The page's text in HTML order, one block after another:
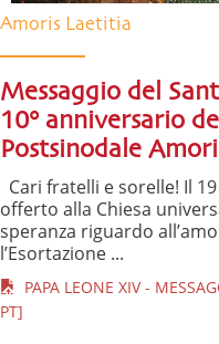
Amoris Laetitia
Messaggio del
10° anniversario
Postsinodale
Cari fratelli e sorelle! Il
offerto alla Chiesa
speranza riguardo
l’Esortazione ...
PAPA LEONE XIV -
PT]